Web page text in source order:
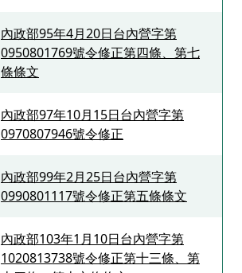
內政部95年4月20日台內營字第
0950801769號令修正第四條、第七
條條文
內政部97年10月15日台內營字第
0970807946號令修正
內政部99年2月25日台內營字第
0990801117號令修正第五條條文
內政部103年1月10日台內營字第
1020813738號令修正第十三條、第